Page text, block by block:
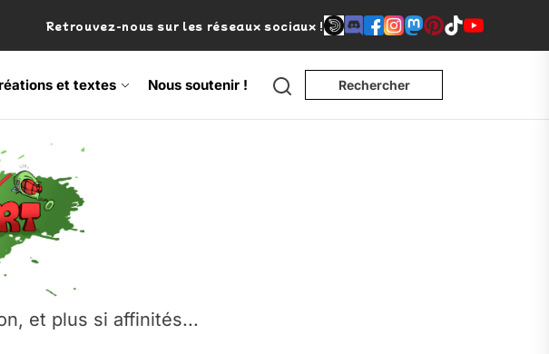
Retrouvez-nous sur les réseaux sociaux !
et textes Nous soutenir ! Search Rechercher
et plus si affinités...
en-Velin)
& Pierre Lacôte
Savoie)